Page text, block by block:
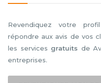
Revendiquez votre
répondre aux avis de vos
les services gratuits de
entreprises.